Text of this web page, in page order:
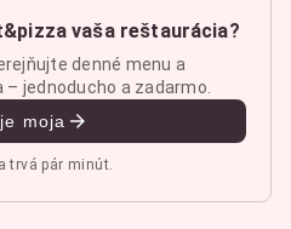
vaša reštaurácia?
denné menu a
jednoducho a zadarmo.
moja
trvá pár minút.